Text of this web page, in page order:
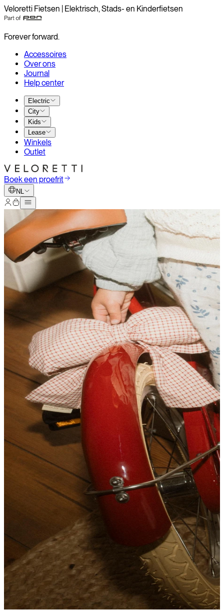
Veloretti Fietsen | Elektrisch, Stads- en Kinderfietsen
Forever forward.
Accessoires
Over ons
Journal
Help center
Electric
City
Kids
Lease
Winkels
Outlet
Boek een proefrit
NL